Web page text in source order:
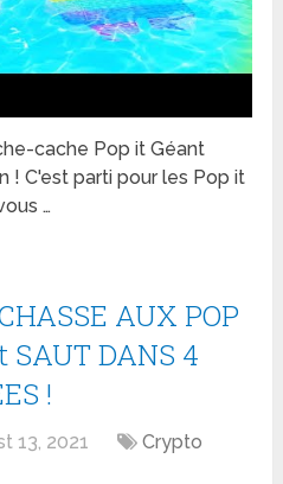
cache Pop it Géant
! C'est parti pour les Pop it
…
AUX POP
SAUT DANS 4
!
13, 2021
Crypto